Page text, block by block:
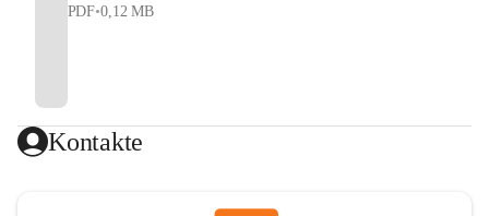
PDF•0,12 MB
Kontakte